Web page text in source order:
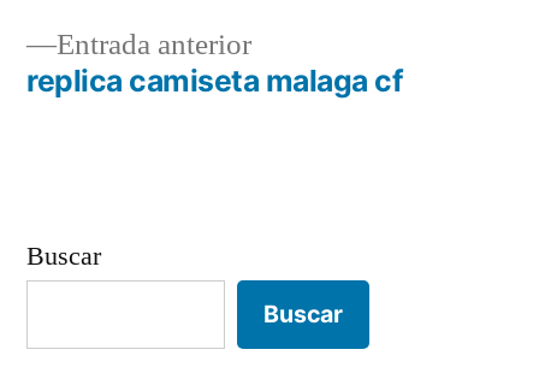
entradas
Entrada anteriorEntrada
anterior:
replica camiseta malaga cf
Buscar
Buscar